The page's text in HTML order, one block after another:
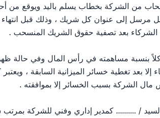
من الشركة بخطاب يسلم باليد ويوقع من
مرسل إلى عنوان كل شريك ، وذلك قبل
الشركاء بعد تصفية حقوق الشريك المنسحب .
كلاً بنسبة مساهمته في رأس المال وفي حالة
إلا بعد تغطية خسائر الميزانية السابقة ،
الشركة بسبب الخسائر إلا بموافقته .